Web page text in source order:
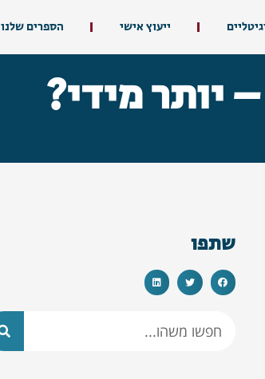
ייעוץ אישי הספרים שלנו
יותר מידי?
שתפו